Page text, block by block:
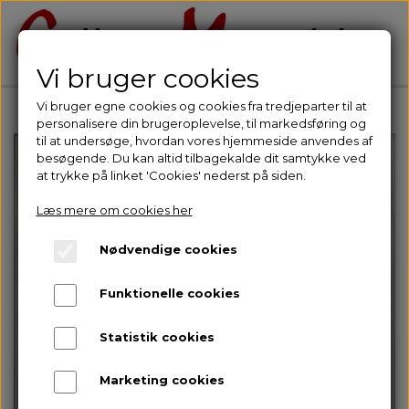
Vi bruger cookies
Vi bruger egne cookies og cookies fra tredjeparter til at
personalisere din brugeroplevelse, til markedsføring og
til at undersøge, hvordan vores hjemmeside anvendes af
besøgende. Du kan altid tilbagekalde dit samtykke ved
at trykke på linket 'Cookies' nederst på siden.
Læs mere om cookies her
Nødvendige cookies
Funktionelle cookies
Statistik cookies
Marketing cookies